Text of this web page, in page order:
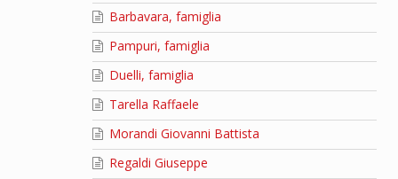
Barbavara, famiglia
Pampuri, famiglia
Duelli, famiglia
Tarella Raffaele
Morandi Giovanni Battista
Regaldi Giuseppe